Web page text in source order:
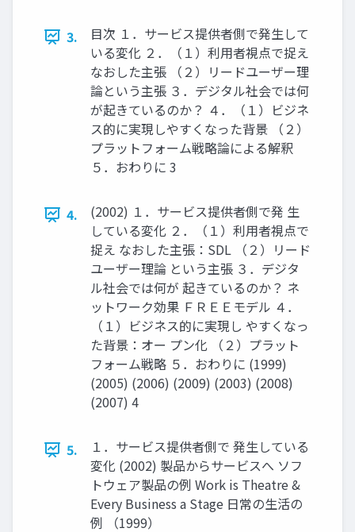
3.
目次 １．サービス提供者側で発生して
いる変化 ２．（１）利用者視点で捉え
なおした主張 （２）リードユーザー理
論という主張 ３．デジタル社会では何
が起きているのか？ ４．（１）ビジネ
ス的に実現しやすくなった背景 （２）
プラットフォーム戦略論による解釈
５．おわりに 3
4.
(2002) １．サービス提供者側で発 生
している変化 ２．（１）利用者視点で
捉え なおした主張：SDL （２）リード
ユーザー理論 という主張 ３．デジタ
ル社会では何が 起きているのか？ ネ
ットワーク効果 ＦＲＥＥモデル ４．
（１）ビジネス的に実現し やすくなっ
た背景：オー プン化 （２）プラット
フォーム戦略 ５．おわりに (1999)
(2005) (2006) (2009) (2003) (2008)
(2007) 4
5.
１．サービス提供者側で 発生している
変化 (2002) 製品からサービスへ ソフ
トウェア製品の例 Work is Theatre &
Every Business a Stage 日常の生活の
例 （1999）